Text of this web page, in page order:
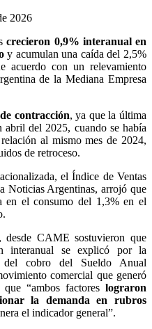
2026
crecieron 0,9% interanual en
y acumulan una caída del 2,5%
acuerdo con un relevamiento
de la Mediana Empresa
contracción, ya que la última
del 2025, cuando se había
al mismo mes de 2024,
de retroceso.
el Índice de Ventas
Noticias Argentinas, arrojó que
en el consumo del 1,3% en el
desde CAME sostuvieron que
interanual se explicó por la
del cobro del Sueldo Anual
comercial que generó
“ambos factores lograron
la demanda en rubros
el indicador general”.